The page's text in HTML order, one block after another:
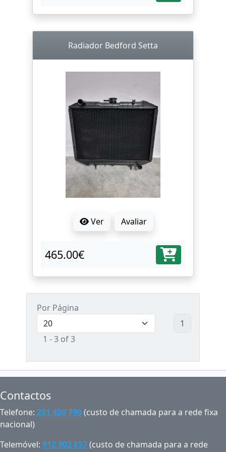
Radiador Bedford Setta
Ver Avaliar
465.00€
Por Página
1 - 3 of 3
1
Contactos
Telefone: 231 420 790(custo de chamada para a rede fixa
nacional)
Telemóvel: 912 902 657(custo de chamada para a rede